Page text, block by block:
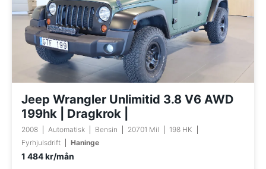
Jeep Wrangler Unlimitid 3.8 V6 AWD
199hk | Dragkrok |
2008 Automatisk Bensin 20701 Mil
198 HK
Fyrhjulsdrift
Haninge
1 484 kr/mån